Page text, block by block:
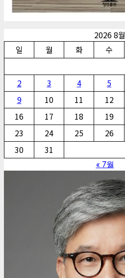
2026 8월
일
월 화 수
2
3 4 5
9
10 11 12
16
17 18 19
23
24 25 26
30
31
« 7월